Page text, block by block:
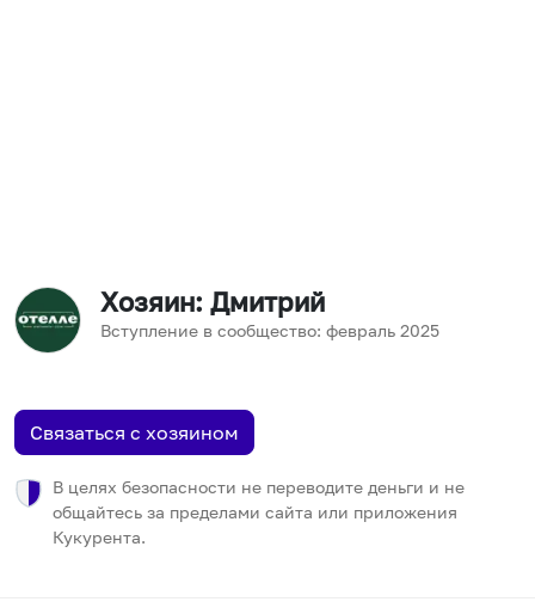
Хозяин: Дмитрий
Вступление в сообщество: февраль 2025
Связаться с хозяином
В целях безопасности не переводите деньги и не
общайтесь за пределами сайта или приложения
Кукурента.